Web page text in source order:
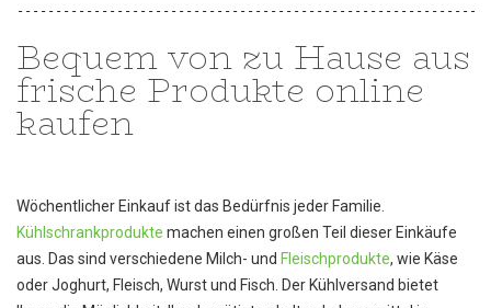
Bequem von zu Hause aus
frische Produkte online
kaufen
Wöchentlicher Einkauf ist das Bedürfnis jeder Familie.
Kühlschrankprodukte machen einen großen Teil dieser Einkäufe
aus. Das sind verschiedene Milch- und Fleischprodukte, wie Käse
oder Joghurt, Fleisch, Wurst und Fisch. Der Kühlversand bietet